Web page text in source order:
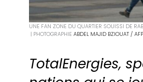
UNE FAN ZONE DU QUARTIER SOUISSI DE
| PHOTOGRAPHIE ABDEL MAJID BZIOUAT / AFP
TotalEnergies,